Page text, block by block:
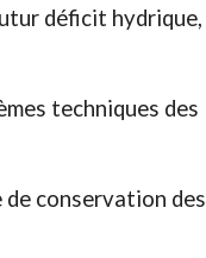
déficit hydrique,
techniques des
de conservation des